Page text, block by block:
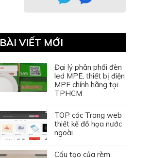
BÀI VIẾT MỚI
Đại lý phân phối đèn
led MPE, thiết bị điện
MPE chính hãng tại
TPHCM
TOP các Trang web
thiết kế đồ họa nước
ngoài
Cấu tạo của rèm